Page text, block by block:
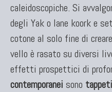
caleidoscopiche. Si
degli Yak o lane koork e
cotone al solo fine di
vello è rasato su diversi
effetti prospettici di
contemporanei sono